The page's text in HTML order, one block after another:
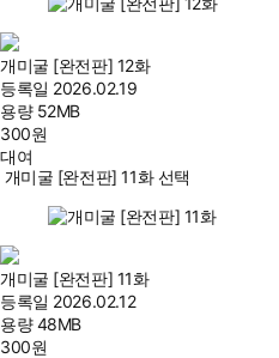
개미굴 [완전판] 12화
등록일 2026.02.19
용량 52MB
300원
대여
개미굴 [완전판] 11화 선택
개미굴 [완전판] 11화
등록일 2026.02.12
용량48MB
300원